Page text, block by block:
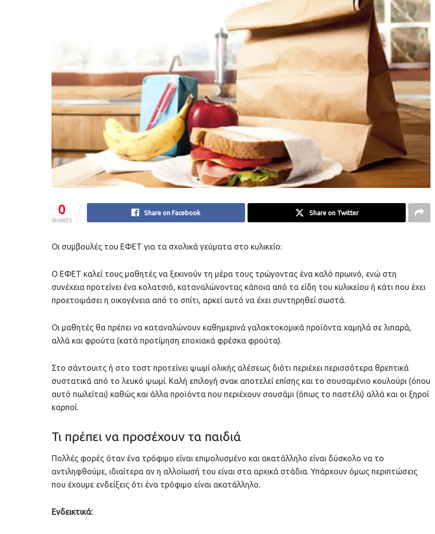
0
SHARES
Share on Facebook Share on Twitter
Οι συμβουλές του ΕΦΕΤ για τα σχολικά γεύματα στο κυλικείο:
Ο ΕΦΕΤ καλεί τους μαθητές να ξεκινούν τη μέρα τους τρώγοντας ένα καλό πρωινό, ενώ στη
συνέχεια προτείνει ένα κολατσιό, καταναλώνοντας κάποια από τα είδη του κυλικείου ή κάτι που έχει
προετοιμάσει η οικογένεια από το σπίτι, αρκεί αυτό να έχει συντηρηθεί σωστά.
Οι μαθητές θα πρέπει να καταναλώνουν καθημερινά γαλακτοκομικά προϊόντα χαμηλά σε λιπαρά,
αλλά και φρούτα (κατά προτίμηση εποχιακά φρέσκα φρούτα).
Στo σάντουιτς ή στο τοστ προτείνει ψωμί ολικής αλέσεως διότι περιέχει περισσότερα θρεπτικά
συστατικά από το λευκό ψωμί. Καλή επιλογή σνακ αποτελεί επίσης και το σουσαμένιο κουλούρι (όπου
αυτό πωλείται) καθώς και άλλα προϊόντα που περιέχουν σουσάμι (όπως το παστέλι) αλλά και οι ξηροί
καρποί.
Τι πρέπει να προσέχουν τα παιδιά
Πολλές φορές όταν ένα τρόφιμο είναι επιμολυσμένο και ακατάλληλο είναι δύσκολο να το
αντιληφθούμε, ιδιαίτερα αν η αλλοίωσή του είναι στα αρχικά στάδια. Υπάρχουν όμως περιπτώσεις
που έχουμε ενδείξεις ότι ένα τρόφιμο είναι ακατάλληλο.
Ενδεικτικά: